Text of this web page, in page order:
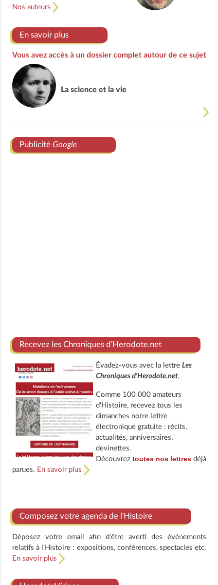
Nos auteurs
En savoir plus
Vous avez accès à un dossier complet autour de ce sujet
La science et la vie
Publicité Google
Recevez les Chroniques d'Herodote.net
Évadez-vous avec la lettre Les
Chroniques d'Herodote.net.
Comme 100 000 amateurs
d'Histoire, recevez tous les
dimanches notre lettre
électronique gratuite : récits,
actualités, anniversaires,
devinettes.
Découvrez toutes nos lettresdéjà
parues. En savoir plus
Composez votre agenda de l'Histoire
Déposez votre email afin d'être averti des événements
relatifs à l'Histoire : expositions, conférences, spectacles etc.
En savoir plus